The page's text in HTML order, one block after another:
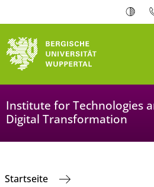
Institute for Technologies
Digital Transformation
Startseite